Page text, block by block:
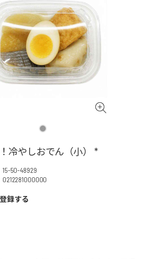
冷やしおでん（小） *
15-50-48929
0212281000000
録する